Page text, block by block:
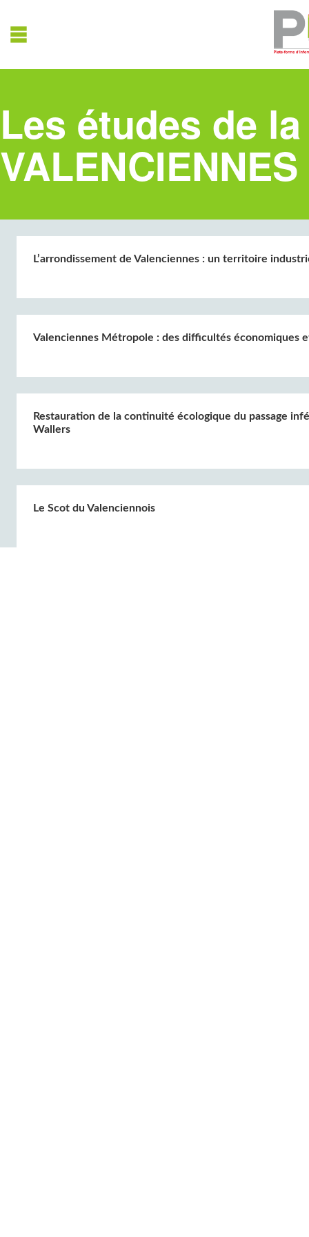
Les études de
VALENCIENNES
L’arrondissement de Valenciennes : un territoire
Valenciennes Métropole : des difficultés économiques
Restauration de la continuité écologique du passage
Wallers
Le Scot du Valenciennois